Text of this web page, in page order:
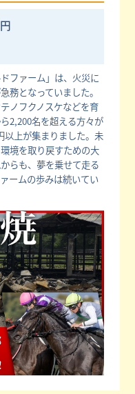
円
ファーム」は、火災に
務となっていました。
ノフクノスケなどを育
2,200名を超える方々が
以上が集まりました。未
境を取り戻すための大
らも、夢を乗せて走る
ームの歩みは続いてい